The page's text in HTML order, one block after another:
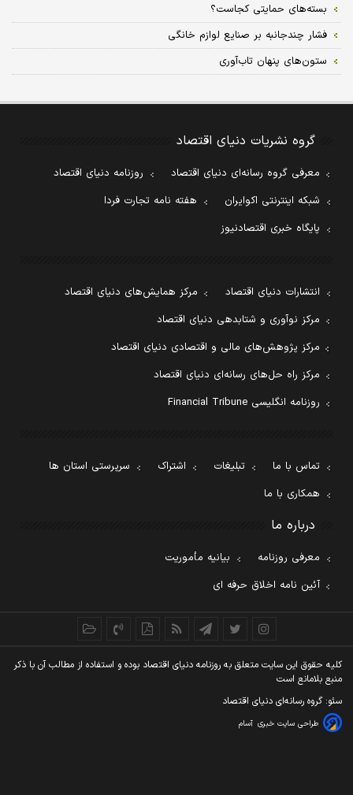
بسته‌های حمایتی کجاست؟
فشار چندجانبه بر صنایع لوازم خانگی
ستون‌های پنهان تاب‌آوری
گروه نشریات دنیای اقتصاد
معرفی گروه رسانه‌ای دنیای اقتصاد
روزنامه دنیای اقتصاد
شبکه اینترنتی اکوایران
هفته نامه تجارت فردا
پایگاه خبری اقتصادنیوز
انتشارات دنیای اقتصاد
مرکز همایش‌های دنیای اقتصاد
مرکز نوآوری و شتابدهی دنیای اقتصاد
مرکز پژوهش‌های مالی و اقتصادی دنیای اقتصاد
مرکز راه حل‌های رسانه‌ای دنیای اقتصاد
روزنامه انگلیسی Financial Tribune
تماس با ما تبلیغات اشتراک
سرپرستی استان ها
همکاری با ما
درباره ما
معرفی روزنامه
بیانیه مأموریت
آئین نامه اخلاق حرفه ای
کليه حقوق اين سايت متعلق به روزنامه دنيای اقتصاد بوده و استفاده از مطالب آن با ذکر
منبع بلامانع است
سئو: گروه رسانه‌ای دنیای اقتصاد
طراحی سایت خبری آسام